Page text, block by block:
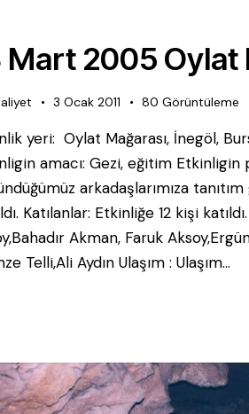
Mart 2005 Oylat
3 Ocak 2011 80 Görüntüleme
yeri: Oylat Mağarası,
amacı: Gezi, eğitim
arkadaşlarımıza
Katılanlar: Etkinliğe 12 kişi
Akman, Faruk
Telli,Ali Aydın Ulaşım : Ulaşım…